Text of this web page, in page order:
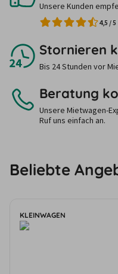
Unsere Kunden
4,5 /5
Stornieren
Bis 24 Stunden vor
Beratung
Unsere Mietwagen-
Ruf uns einfach an.
Beliebte
KLEINWAGEN